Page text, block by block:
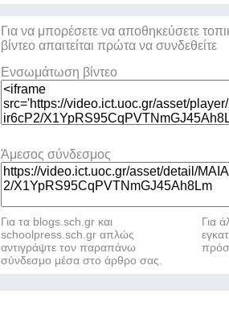
Για να μπορέσετε να αποθηκεύσετε
βίντεο απαιτείται πρώτα να συνδεθείτε
Ενσωμάτωση βίντεο
Άμεσος σύνδεσμος
Για τα blogs.sch.gr και
schoolpress.sch.gr απλώς
αντιγράψτε τον παραπάνω
σύνδεσμο μέσα στο άρθρο σας.
Για